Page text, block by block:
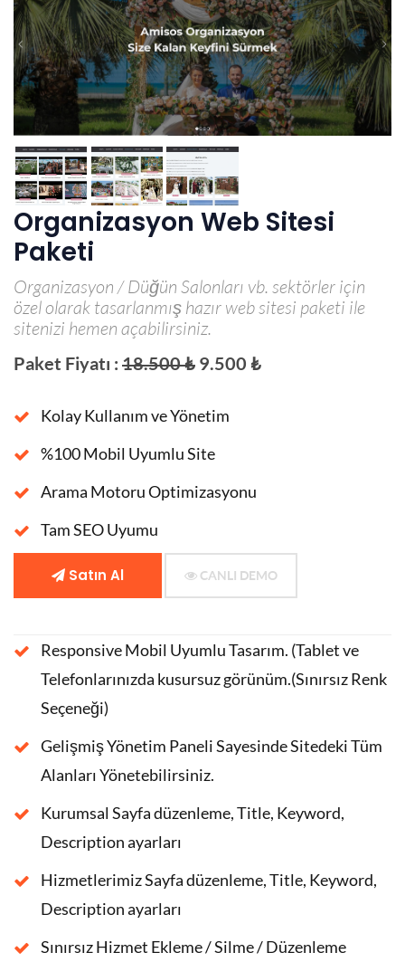
Organizasyon Web Sitesi
Paketi
Organizasyon / Düğün Salonları vb. sektörler için
özel olarak tasarlanmış hazır web sitesi paketi ile
sitenizi hemen açabilirsiniz.
Paket Fiyatı : 18.500 ₺ 9.500 ₺
Kolay Kullanım ve Yönetim
%100 Mobil Uyumlu Site
Arama Motoru Optimizasyonu
Tam SEO Uyumu
Satın Al CANLI DEMO
Responsive Mobil Uyumlu Tasarım. (Tablet ve
Telefonlarınızda kusursuz görünüm.(Sınırsız Renk
Seçeneği)
Gelişmiş Yönetim Paneli Sayesinde Sitedeki Tüm
Alanları Yönetebilirsiniz.
Kurumsal Sayfa düzenleme, Title, Keyword,
Description ayarları
Hizmetlerimiz Sayfa düzenleme, Title, Keyword,
Description ayarları
Sınırsız Hizmet Ekleme / Silme / Düzenleme